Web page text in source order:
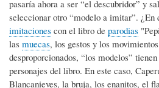
pasaría ahora a ser “el descubridor” y
seleccionar otro “modelo a imitar”. ¿En
imitaciones con el libro de parodias
las muecas, los gestos y los
desproporcionados, “los modelos”
personajes del libro. En este caso,
Blancanieves, la bruja, los enanitos, el